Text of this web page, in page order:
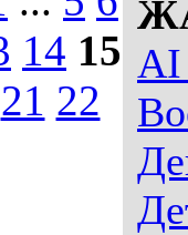
AI
14 15
21 22